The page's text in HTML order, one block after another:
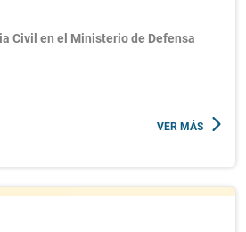
Civil en el Ministerio de Defensa
VER MÁS